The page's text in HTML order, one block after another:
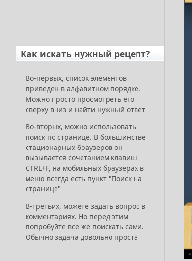
Как искать нужный рецепт?
Во-первых, список элементов
приведён в алфавитном порядке.
Можно просто просмотреть его
сверху вниз и найти нужный ответ
Во-вторых, можно использовать
поиск по странице. В большинстве
стационарных браузеров он
вызывается сочетанием клавиш
CTRL+F, на мобильных браузерах в
меню всегда есть пункт "Поиск на
странице"
В-третьих, можете задать вопрос в
комментариях. Но перед этим
попробуйте всё же поискать сами.
Обычно задача довольно проста